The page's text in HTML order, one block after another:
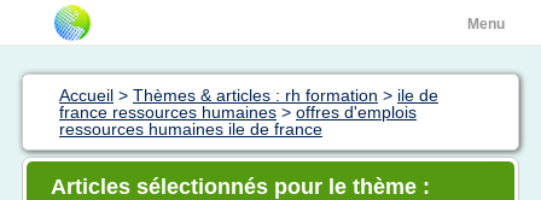
Menu
Accueil > Thèmes & articles : rh formation > ile de
france ressources humaines > offres d'emplois
ressources humaines ile de france
Articles sélectionnés pour le thème :